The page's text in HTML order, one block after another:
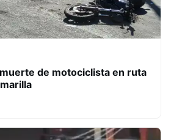
de motociclista en ruta